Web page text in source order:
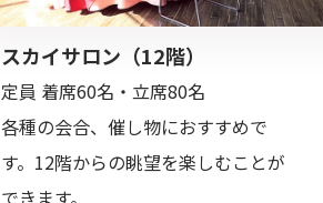
スカイサロン（12階）
定員 着席60名・立席80名
各種の会合、催し物におすすめで
す。12階からの眺望を楽しむことが
できます。